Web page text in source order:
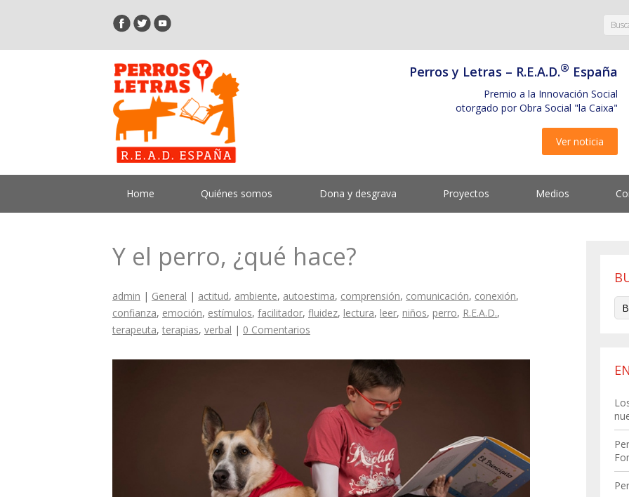
Perros y Letras – R.E.A.D.® España
Premio a la Innovación Social
otorgado por Obra Social "la Caixa"
Ver noticia
Home Quiénes somos Dona y desgrava Proyectos Medios
Y el perro, ¿qué hace?
admin | General | actitud, ambiente, autoestima, comprensión, comunicación, conexión,
confianza, emoción, estímulos, facilitador, fluidez, lectura, leer, niños, perro, R.E.A.D.,
terapeuta, terapias, verbal | 0 Comentarios